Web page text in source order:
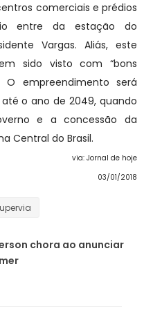
comerciais e prédios
entre da estação do
Vargas. Aliás, este
sido visto com “bons
O empreendimento será
o ano de 2049, quando
e a concessão da
Central do Brasil.
via: Jornal de hoje
03/01/2018
chora ao anunciar